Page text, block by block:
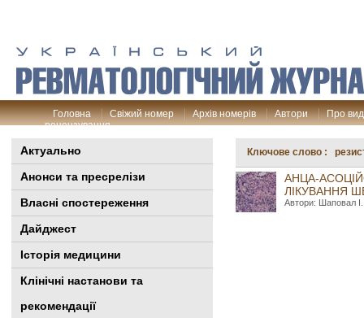
Головна Свіжий номер Архів номерів Автори
Про
рецензування
Актуально
Анонси та пресрелізи
Власні спостереження
Дайджест
Історія медицини
Клінiчні настанови та
рекомендації
Ключове слово :
АНЦА-
ЛІКУВАННЯ
Автори: Шаповал